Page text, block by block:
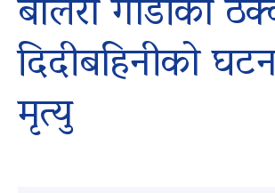
बोलेरो गाडीको
दिदीबहिनीको
मृत्यु